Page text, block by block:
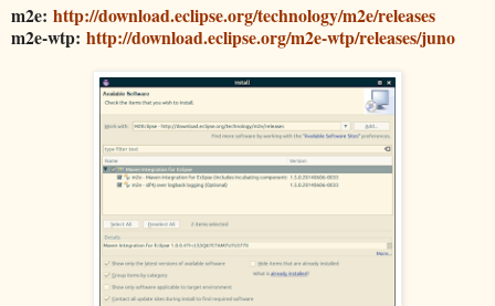
m2e: http://download.eclipse.org/technology/m2e/releases
m2e-wtp: http://download.eclipse.org/m2e-wtp/releases/juno